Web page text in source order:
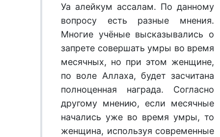
Уа алейкум ассалам. По данному
вопросу есть разные мнения.
Многие учёные высказывались о
запрете совершать умры во время
месячных, но при этом женщине,
по воле Аллаха, будет засчитана
полноценная награда. Согласно
другому мнению, если месячные
начались уже во время умры, то
женщина, используя современные